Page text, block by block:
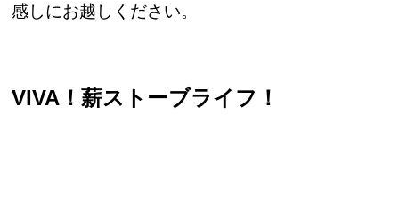
感しにお越しください。
VIVA！薪ストーブライフ！